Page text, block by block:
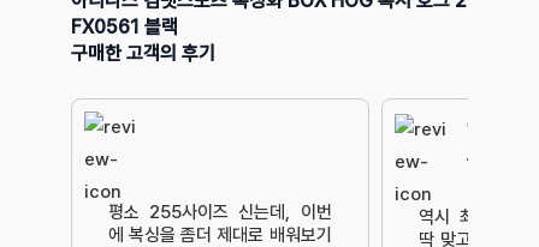
FX0561 블랙
구매한 고객의 후기
평소 255사이즈 신는데, 이번
에 복싱을 좀더 제대로 배워보기
아디다스
복싱화의
역시 최고입니
딱 맞고요(발볼